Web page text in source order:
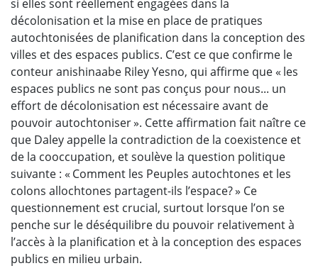
si elles sont réellement engagées dans la
décolonisation et la mise en place de pratiques
autochtonisées de planification dans la conception des
villes et des espaces publics. C’est ce que confirme le
conteur anishinaabe Riley Yesno, qui affirme que « les
espaces publics ne sont pas conçus pour nous... un
effort de décolonisation est nécessaire avant de
pouvoir autochtoniser ». Cette affirmation fait naître ce
que Daley appelle la contradiction de la coexistence et
de la cooccupation, et soulève la question politique
suivante : « Comment les Peuples autochtones et les
colons allochtones partagent-ils l’espace? » Ce
questionnement est crucial, surtout lorsque l’on se
penche sur le déséquilibre du pouvoir relativement à
l’accès à la planification et à la conception des espaces
publics en milieu urbain.